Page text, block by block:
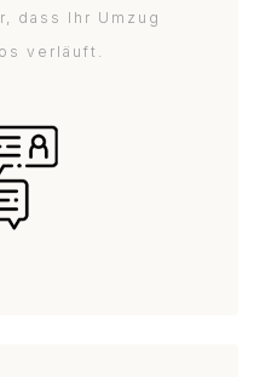
dass Ihr Umzug
verläuft.